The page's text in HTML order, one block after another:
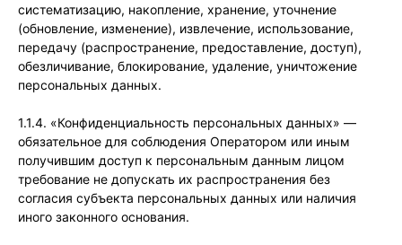
систематизацию, накопление, хранение, уточнение
(обновление, изменение), извлечение, использование,
передачу (распространение, предоставление, доступ),
обезличивание, блокирование, удаление, уничтожение
персональных данных.
1.1.4. «Конфиденциальность персональных данных» —
обязательное для соблюдения Оператором или иным
получившим доступ к персональным данным лицом
требование не допускать их распространения без
согласия субъекта персональных данных или наличия
иного законного основания.